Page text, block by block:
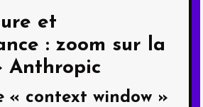
et
: zoom sur la
Anthropic
« context window »